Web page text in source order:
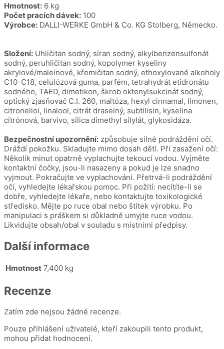
Hmotnost: 6 kg
Počet pracích dávek: 100
Výrobce: DALLI-WERKE GmbH & Co. KG Stolberg, Německo.
Složení: Uhličitan sodný, síran sodný, alkylbenzensulfonát
sodný, peruhličitan sodný, kopolymer kyseliny
akrylové/maleinové, křemičitan sodný, ethoxylované alkoholy
C10-C18, celulózová guma, parfém, tetrahydrát etidronátu
sodného, TAED, dimetikon, škrob oktenylsukcinát sodný,
optický zjasňovač C.I. 260, maltóza, hexyl cinnamal, limonen,
citronellol, linalool, citrát draselný, subtilisin, kyselina
citrónová, barvivo, silica dimethyl silylát, glykosidáza.
Bezpečnostní upozornění: způsobuje silné podráždění očí.
Dráždí pokožku. Skladujte mimo dosah dětí. Při zasažení očí:
Několik minut opatrně vyplachujte tekoucí vodou. Vyjměte
kontaktní čočky, jsou-li nasazeny a pokud je lze snadno
vyjmout. Pokračujte ve vyplachování. Přetrvá-li podráždění
očí, vyhledejte lékařskou pomoc. Při požití: necítíte-li se
dobře, vyhledejte lékaře, nebo kontaktujte toxikologické
středisko. Mějte po ruce obal nebo štítek výrobku. Po
manipulaci s práškem si důkladně umyjte ruce vodou.
Likvidujte obsah/obal v souladu s místními předpisy.
Další informace
Hmotnost 7,400 kg
Recenze
Zatím zde nejsou žádné recenze.
Pouze přihlášení uživatelé, kteří zakoupili tento produkt,
mohou přidat hodnocení.